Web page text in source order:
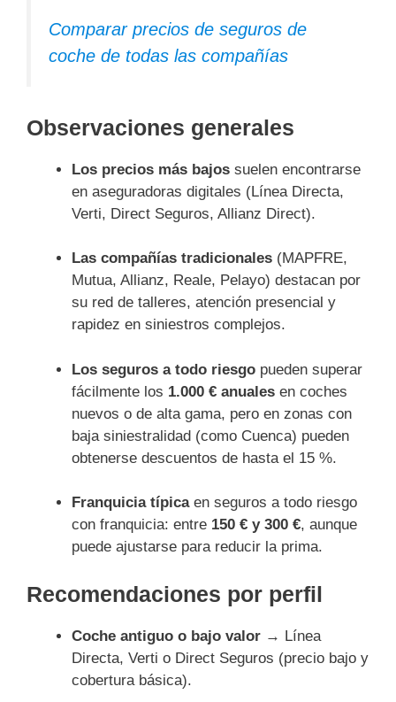
Comparar precios de seguros de
coche de todas las compañías
Observaciones generales
Los precios más bajos suelen encontrarse
en aseguradoras digitales (Línea Directa,
Verti, Direct Seguros, Allianz Direct).
Las compañías tradicionales (MAPFRE,
Mutua, Allianz, Reale, Pelayo) destacan por
su red de talleres, atención presencial y
rapidez en siniestros complejos.
Los seguros a todo riesgo pueden superar
fácilmente los 1.000 € anuales en coches
nuevos o de alta gama, pero en zonas con
baja siniestralidad (como Cuenca) pueden
obtenerse descuentos de hasta el 15 %.
Franquicia típicaen seguros a todo riesgo
con franquicia: entre 150 € y 300 €, aunque
puede ajustarse para reducir la prima.
Recomendaciones por perfil
Coche antiguo o bajo valor → Línea
Directa, Verti o Direct Seguros (precio bajo y
cobertura básica).